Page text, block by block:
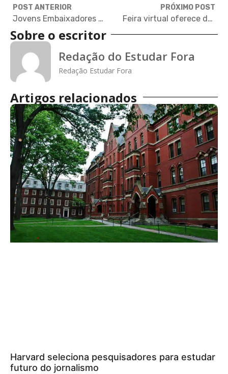
POST ANTERIOR
Jovens Embaixadores 2018 recebe inscrições até 9 de agosto
PRÓXIMO POST
Feira virtual oferece descontos de 50% em cursos de inglês no exterior
Sobre o escritor
Redação do Estudar Fora
Redação Estudar Fora
Artigos relacionados
Harvard seleciona pesquisadores para estudar
futuro do jornalismo